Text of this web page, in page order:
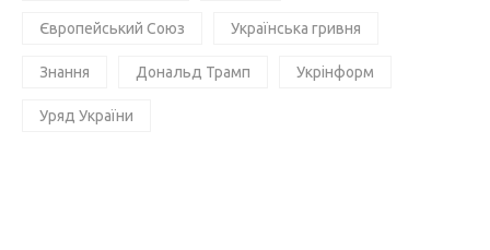
Європейський Союз Українська гривня
Знання Дональд Трамп Укрінформ
Уряд України